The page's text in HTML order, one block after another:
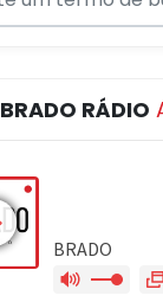
BRADO RÁDIO